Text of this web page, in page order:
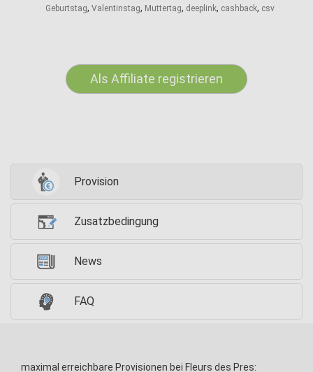
Geburtstag, Valentinstag, Muttertag, deeplink, cashback, csv
Als Affiliate registrieren
Provision
Zusatzbedingung
News
FAQ
maximal erreichbare Provisionen bei Fleurs des Pres: